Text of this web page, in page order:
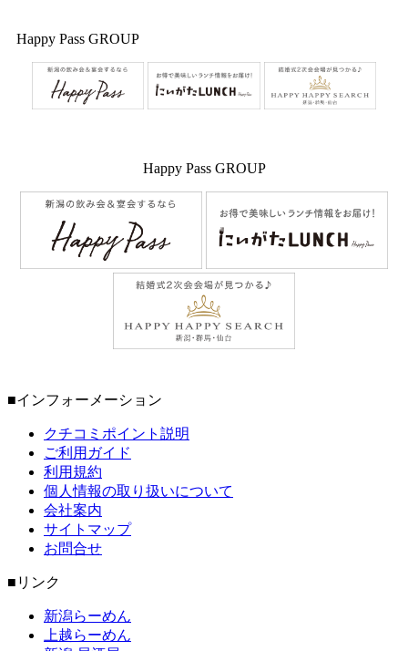
Happy Pass GROUP
Happy Pass GROUP
■インフォーメーション
クチコミポイント説明
ご利用ガイド
利用規約
個人情報の取り扱いについて
会社案内
サイトマップ
お問合せ
■リンク
新潟らーめん
上越らーめん